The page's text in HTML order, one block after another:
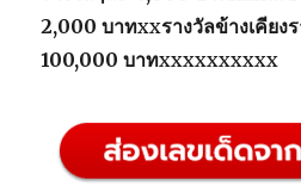
2,000 บาทxxรางวัลข้างเคียง
100,000 บาทxxxxxxxxxx